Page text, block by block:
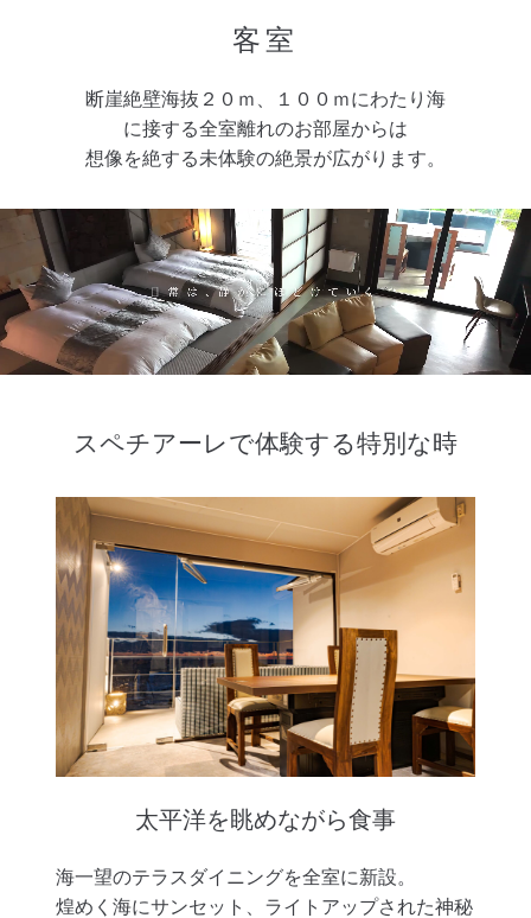
客室
断崖絶壁海抜２０ｍ、１００ｍにわたり海
に接する全室離れのお部屋からは
想像を絶する未体験の絶景が広がります。
スペチアーレで体験する特別な時
太平洋を眺めながら食事
海一望のテラスダイニングを全室に新設。
煌めく海にサンセット、ライトアップされた神秘